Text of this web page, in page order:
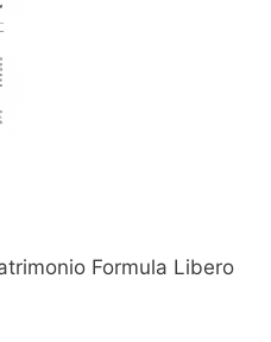
Formula Libero